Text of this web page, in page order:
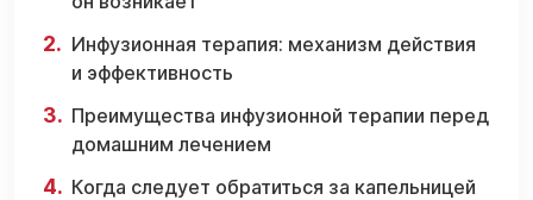
Инфузионная терапия: механизм действия
и эффективность
Преимущества инфузионной терапии перед
домашним лечением
Когда следует обратиться за капельницей